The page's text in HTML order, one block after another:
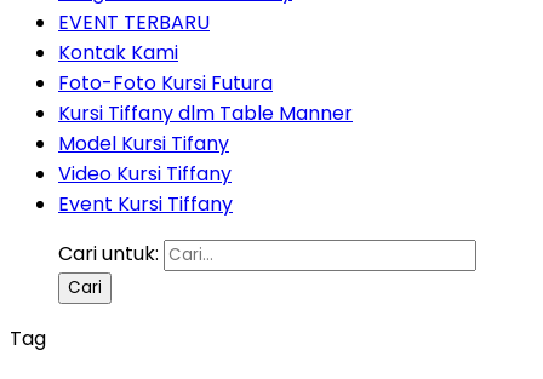
EVENT TERBARU
Kontak Kami
Foto-Foto Kursi Futura
Kursi Tiffany dlm Table Manner
Model Kursi Tifany
Video Kursi Tiffany
Event Kursi Tiffany
Cari untuk:
Tag